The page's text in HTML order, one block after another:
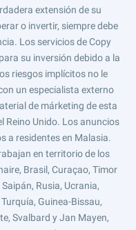
extensión de su
o invertir, siempre debe
Los servicios de Copy
su inversión debido a la
riesgos implícitos no le
un especialista externo
de márketing de esta
Reino Unido. Los anuncios
a residentes en Malasia.
en territorio de los
Brasil, Curaçao, Timor
Rusia, Ucrania,
Guinea-Bissau,
Svalbard y Jan Mayen,